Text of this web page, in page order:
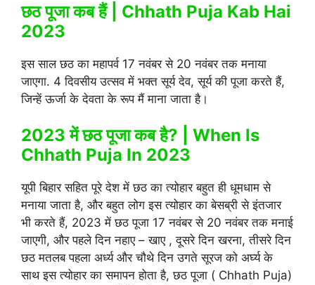
छठ पूजा कब हैं | Chhath Puja Kab Hai
2023
इस साल छठ का महापर्व 17 नवंबर से 20 नवंबर तक मनाया
जाएगा. 4 दिवसीय उत्सव में भक्त सूर्य देव, सूर्य की पूजा करते हैं,
जिन्हें ऊर्जा के देवता के रूप मैं माना जाता है।
2023 में छठ पूजा कब है? | When Is
Chhath Puja In 2023
यूपी बिहार सहित पूरे देश में छठ का त्योहार बहुत ही धूमधाम से
मनाया जाता है, और बहुत लोग इस त्योहार का बेसब्री से इंतजार
भी करते हैं, 2023 में छठ पूजा 17 नवंबर से 20 नवंबर तक मनाई
जाएगी, और पहले दिन नहाए – खाए , दूसरे दिन खरना, तीसरे दिन
छठ मतलब पहला अर्ध्य और चौथे दिन उगते सूरज को अर्घ्य के
साथ इस त्योहार का समापन होता है, छठ पूजा ( Chhath Puja)